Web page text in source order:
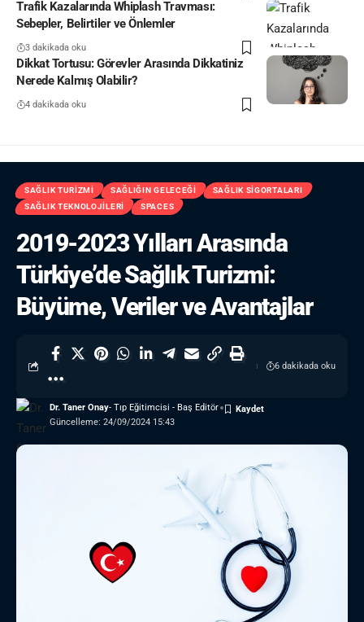
Trafik Kazalarında Whiplash Travması:
Sebepler, Belirtiler ve Önlemler
3 dakikada oku
Dikkat Tortusu: Görevler Arasında Dikkatiniz
Nerede Kalmış Olabilir?
4 dakikada oku
SAĞLIK TURIZMI SAĞLIĞIN GELECEĞI
SAĞLIK SIGORTALARI
SAĞLIK TEKNOLOJILERI
SPACES
2019-2023 Yılları Arasında
Türkiye’de Sağlık Turizmi:
Büyüme, Veriler ve Avantajlar
Güncelleme: 24/09/2024 15:43
Dr. Taner Onay- Tıp Eğitimcisi - Baş Editör
6 dakikada oku